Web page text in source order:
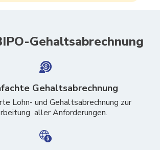
Gehaltsabrechnung
Gehaltsabrechnung
Lohn- und Gehaltsabrechnung zur
aller Anforderungen.